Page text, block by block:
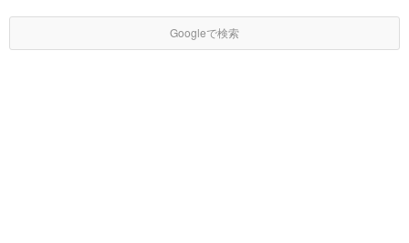
Googleで検索